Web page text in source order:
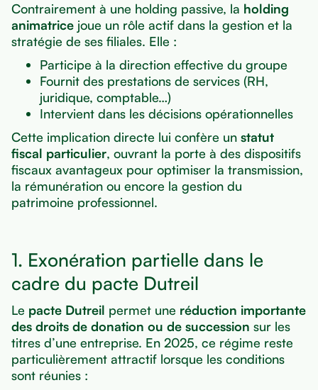
Contrairement à une holding passive, la holding
animatrice joue un rôle actif dans la gestion et la
stratégie de ses filiales. Elle :
Participe à la direction effective du groupe
Fournit des prestations de services (RH,
juridique, comptable…)
Intervient dans les décisions opérationnelles
Cette implication directe lui confère un statut
fiscal particulier, ouvrant la porte à des dispositifs
fiscaux avantageux pour optimiser la transmission,
la rémunération ou encore la gestion du
patrimoine professionnel.
1. Exonération partielle dans le
cadre du pacte Dutreil
Le pacte Dutreil permet une réduction importante
des droits de donation ou de succession sur les
titres d’une entreprise. En 2025, ce régime reste
particulièrement attractif lorsque les conditions
sont réunies :